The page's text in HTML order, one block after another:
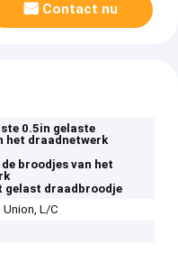
Contact nu
0.5in gelaste
het draadnetwerk
broodjes van het
gelast draadbroodje
L/C